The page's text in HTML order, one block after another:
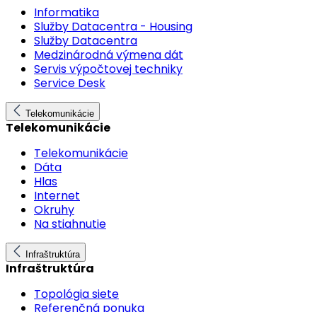
Informatika
Služby Datacentra - Housing
Služby Datacentra
Medzinárodná výmena dát
Servis výpočtovej techniky
Service Desk
Telekomunikácie
Telekomunikácie
Telekomunikácie
Dáta
Hlas
Internet
Okruhy
Na stiahnutie
Infraštruktúra
Infraštruktúra
Topológia siete
Referenčná ponuka